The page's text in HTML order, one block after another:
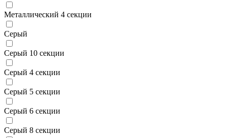
Металлический 4 секции
Серый
Серый 10 секции
Серый 4 секции
Серый 5 секции
Серый 6 секции
Серый 8 секции